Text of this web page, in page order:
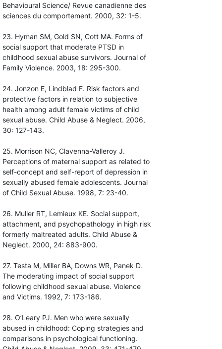
Behavioural Science/ Revue canadienne des
sciences du comportement. 2000, 32: 1-5.
23. Hyman SM, Gold SN, Cott MA. Forms of
social support that moderate PTSD in
childhood sexual abuse survivors. Journal of
Family Violence. 2003, 18: 295-300.
24. Jonzon E, Lindblad F. Risk factors and
protective factors in relation to subjective
health among adult female victims of child
sexual abuse. Child Abuse & Neglect. 2006,
30: 127-143.
25. Morrison NC, Clavenna-Valleroy J.
Perceptions of maternal support as related to
self-concept and self-report of depression in
sexually abused female adolescents. Journal
of Child Sexual Abuse. 1998, 7: 23-40.
26. Muller RT, Lemieux KE. Social support,
attachment, and psychopathology in high risk
formerly maltreated adults. Child Abuse &
Neglect. 2000, 24: 883-900.
27. Testa M, Miller BA, Downs WR, Panek D.
The moderating impact of social support
following childhood sexual abuse. Violence
and Victims. 1992, 7: 173-186.
28. O’Leary PJ. Men who were sexually
abused in childhood: Coping strategies and
comparisons in psychological functioning.